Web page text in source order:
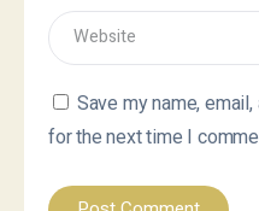
Save my name,
for the next time I